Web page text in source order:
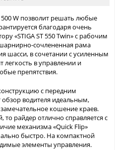
W позволит решать любые
благодаря очень
«STIGA ST 550 Twin» с рабочим
сочлененная рама
шасси, в сочетании с усиленным
в управлении и
препятствия.
с передним
водителя идеальным,
кошение краев.
то райдер отлично справляется с
механизма «Quick Flip»
быстро. На компактной
элементы управления.